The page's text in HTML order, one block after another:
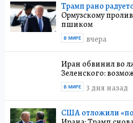
Трамп рано
Ормузскому
пшиком
вчера
В МИРЕ
Иран обвинил во
Зеленского:
3 дня назад
В МИРЕ
США отложили